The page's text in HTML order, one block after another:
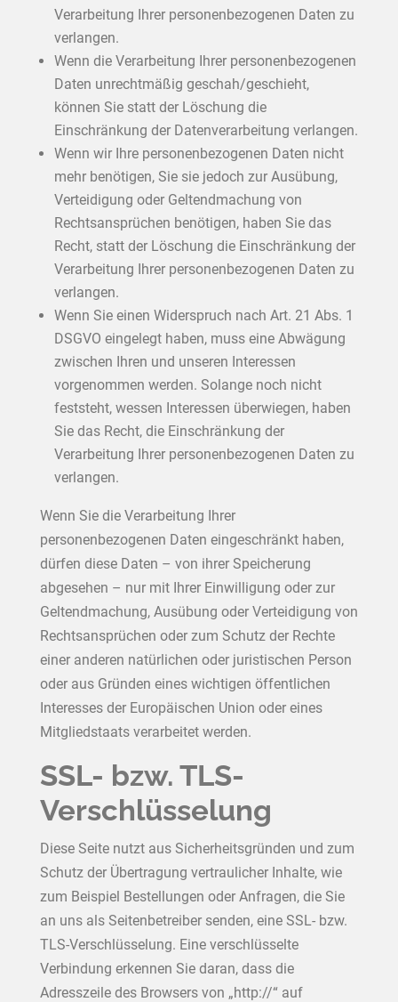
Verarbeitung Ihrer personenbezogenen Daten zu
verlangen.
Wenn die Verarbeitung Ihrer personenbezogenen
Daten unrechtmäßig geschah/geschieht,
können Sie statt der Löschung die
Einschränkung der Datenverarbeitung verlangen.
Wenn wir Ihre personenbezogenen Daten nicht
mehr benötigen, Sie sie jedoch zur Ausübung,
Verteidigung oder Geltendmachung von
Rechtsansprüchen benötigen, haben Sie das
Recht, statt der Löschung die Einschränkung der
Verarbeitung Ihrer personenbezogenen Daten zu
verlangen.
Wenn Sie einen Widerspruch nach Art. 21 Abs. 1
DSGVO eingelegt haben, muss eine Abwägung
zwischen Ihren und unseren Interessen
vorgenommen werden. Solange noch nicht
feststeht, wessen Interessen überwiegen, haben
Sie das Recht, die Einschränkung der
Verarbeitung Ihrer personenbezogenen Daten zu
verlangen.
Wenn Sie die Verarbeitung Ihrer
personenbezogenen Daten eingeschränkt haben,
dürfen diese Daten – von ihrer Speicherung
abgesehen – nur mit Ihrer Einwilligung oder zur
Geltendmachung, Ausübung oder Verteidigung von
Rechtsansprüchen oder zum Schutz der Rechte
einer anderen natürlichen oder juristischen Person
oder aus Gründen eines wichtigen öffentlichen
Interesses der Europäischen Union oder eines
Mitgliedstaats verarbeitet werden.
SSL- bzw. TLS-
Verschlüsselung
Diese Seite nutzt aus Sicherheitsgründen und zum
Schutz der Übertragung vertraulicher Inhalte, wie
zum Beispiel Bestellungen oder Anfragen, die Sie
an uns als Seitenbetreiber senden, eine SSL- bzw.
TLS-Verschlüsselung. Eine verschlüsselte
Verbindung erkennen Sie daran, dass die
Adresszeile des Browsers von „http://“ auf